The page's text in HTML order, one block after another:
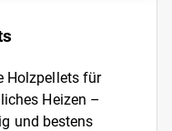
Holzpellets für
Heizen –
und bestens